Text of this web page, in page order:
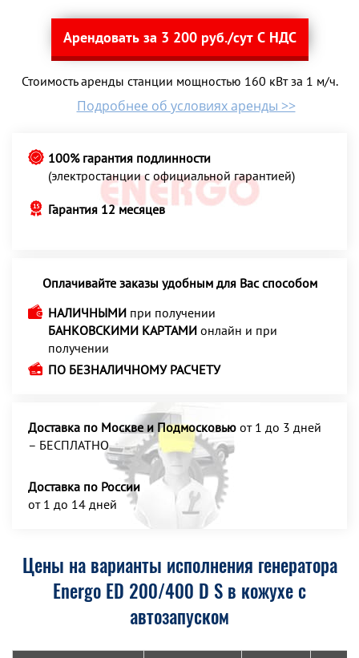
Арендовать за 3 200 руб./сут С НДС
Стоимость аренды станции мощностью 160 кВт за 1 м/ч.
Подробнее об условиях аренды >>
100% гарантия подлинности
(электростанции с официальной гарантией)
Гарантия 12 месяцев
Оплачивайте заказы удобным для Вас способом
НАЛИЧНЫМИ при получении
БАНКОВСКИМИ КАРТАМИ онлайн и при
получении
ПО БЕЗНАЛИЧНОМУ РАСЧЕТУ
Доставка по Москве и Подмосковью от 1 до 3 дней
– БЕСПЛАТНО
Доставка по России
от 1 до 14 дней
Цены на варианты исполнения генератора
Energo ED 200/400 D S в кожухе с
автозапуском